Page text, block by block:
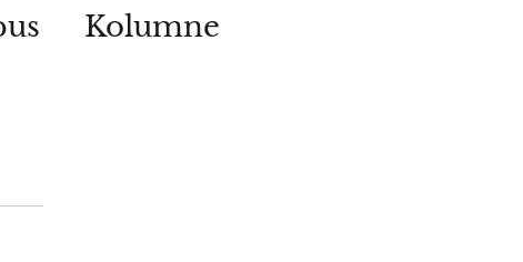
Kolumne